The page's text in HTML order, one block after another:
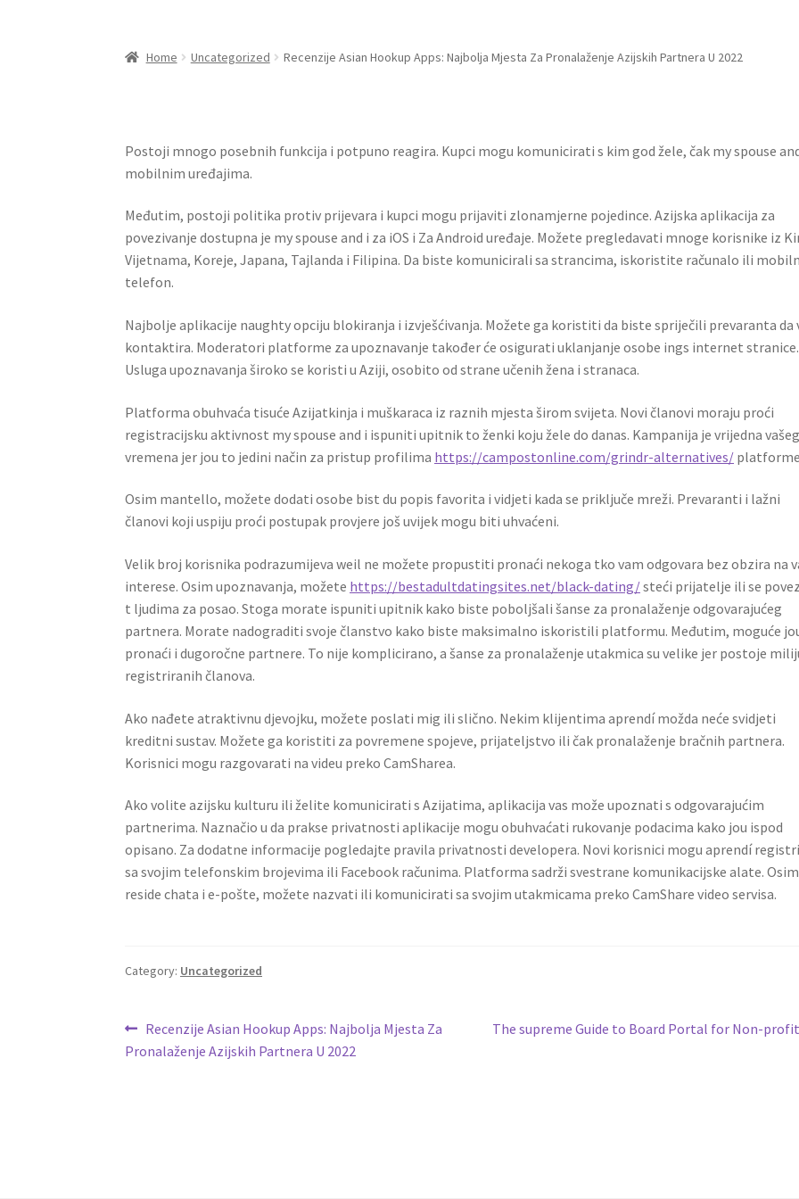
Home Uncategorized Recenzije Asian Hookup Apps: Najbolja Mjesta Za Pronalaženje Azijskih Partnera U 2022
Postoji mnogo posebnih funkcija i potpuno reagira. Kupci mogu komunicirati s kim god žele, čak my spouse
mobilnim uređajima.
Međutim, postoji politika protiv prijevara i kupci mogu prijaviti zlonamjerne pojedince. Azijska aplikacija za
povezivanje dostupna je my spouse and i za iOS i Za Android uređaje. Možete pregledavati mnoge korisnike iz
Vijetnama, Koreje, Japana, Tajlanda i Filipina. Da biste komunicirali sa strancima, iskoristite računalo ili
telefon.
Najbolje aplikacije naughty opciju blokiranja i izvješćivanja. Možete ga koristiti da biste spriječili prevaranta da
kontaktira. Moderatori platforme za upoznavanje također će osigurati uklanjanje osobe ings internet stranice.
Usluga upoznavanja široko se koristi u Aziji, osobito od strane učenih žena i stranaca.
Platforma obuhvaća tisuće Azijatkinja i muškaraca iz raznih mjesta širom svijeta. Novi članovi moraju proći
registracijsku aktivnost my spouse and i ispuniti upitnik to ženki koju žele do danas. Kampanija je vrijedna vašeg
vremena jer jou to jedini način za pristup profilima https://campostonline.com/grindr-alternatives/
Osim mantello, možete dodati osobe bist du popis favorita i vidjeti kada se priključe mreži. Prevaranti i lažni
članovi koji uspiju proći postupak provjere još uvijek mogu biti uhvaćeni.
Velik broj korisnika podrazumijeva weil ne možete propustiti pronaći nekoga tko vam odgovara bez obzira na
interese. Osim upoznavanja, možete https://bestadultdatingsites.net/black-dating/steći prijatelje ili se
t ljudima za posao. Stoga morate ispuniti upitnik kako biste poboljšali šanse za pronalaženje odgovarajućeg
partnera. Morate nadograditi svoje članstvo kako biste maksimalno iskoristili platformu. Međutim, moguće
pronaći i dugoročne partnere. To nije komplicirano, a šanse za pronalaženje utakmica su velike jer postoje
registriranih članova.
Ako nađete atraktivnu djevojku, možete poslati mig ili slično. Nekim klijentima aprendí možda neće svidjeti
kreditni sustav. Možete ga koristiti za povremene spojeve, prijateljstvo ili čak pronalaženje bračnih partnera.
Korisnici mogu razgovarati na videu preko CamSharea.
Ako volite azijsku kulturu ili želite komunicirati s Azijatima, aplikacija vas može upoznati s odgovarajućim
partnerima. Naznačio u da prakse privatnosti aplikacije mogu obuhvaćati rukovanje podacima kako jou ispod
opisano. Za dodatne informacije pogledajte pravila privatnosti developera. Novi korisnici mogu aprendí
sa svojim telefonskim brojevima ili Facebook računima. Platforma sadrži svestrane komunikacijske alate. Osim
reside chata i e-pošte, možete nazvati ili komunicirati sa svojim utakmicama preko CamShare video servisa.
Category: Uncategorized
Post
navigation
Previous
post:
Recenzije Asian Hookup Apps: Najbolja Mjesta Za
Pronalaženje Azijskih Partnera U 2022
Next
The supreme Guide to Board Portal for Non-